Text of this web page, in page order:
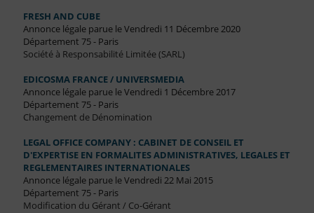
FRESH AND CUBE
Annonce légale parue le Vendredi 11 Décembre 2020
Département 75 - Paris
Société à Responsabilité Limitée (SARL)
EDICOSMA FRANCE / UNIVERSMEDIA
Annonce légale parue le Vendredi 1 Décembre 2017
Département 75 - Paris
Changement de Dénomination
LEGAL OFFICE COMPANY : CABINET DE CONSEIL ET
D'EXPERTISE EN FORMALITES ADMINISTRATIVES, LEGALES ET
REGLEMENTAIRES INTERNATIONALES
Annonce légale parue le Vendredi 22 Mai 2015
Département 75 - Paris
Modification du Gérant / Co-Gérant